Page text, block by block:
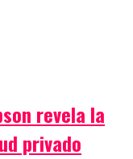
revela la
privado